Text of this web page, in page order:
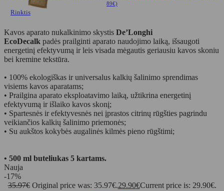
89€)
Rinktis
Kavos aparato nukalkinimo skystis De’Longhi
EcoDecalk padės prailginti aparato naudojimo laiką, išsaugoti
energetinį efektyvumą ir leis visada mėgautis geriausiu kavos skoniu
bei kremine tekstūra.
• 100% ekologiškas ir universalus kalkių šalinimo sprendimas
visiems kavos aparatams;
• Prailgina aparato eksploatavimo laiką, užtikrina energetinį
efektyvumą ir išlaiko kavos skonį;
• Spartesnės ir efektyvesnės nei įprastos citrinų rūgšties pagrindu
veikiančios kalkių šalinimo priemonės;
• Su aukštos kokybės augalinės kilmės pieno rūgštimi;
• 500 ml buteliukas 5 kartams.
Nauja
-17%
35.97€ Original price was: 35.97€.29.90€Current price is: 29.90€.